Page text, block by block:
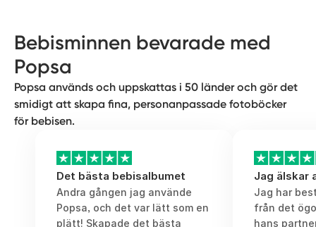
Vissa föräldrar gillar att dokumentera alla
bebisens milstolpar i en fotobok varje
månad. Andra gillar att samla all glädje
och all kaos i årliga album. Hur som helst
kommer ni att få en hel bokhylla full av
både jätteroliga och mysiga minnen att gå
Bebisminnen bevarade med
Popsa
Popsa används och uppskattas i 50 länder och gör det
smidigt att skapa fina, personanpassade fotoböcker
för bebisen.
Det bästa bebisalbumet
Andra gången jag använde
Popsa, och det var lätt som en
plätt! Skapade det bästa
Jag älskar
Jag har
från det
hans